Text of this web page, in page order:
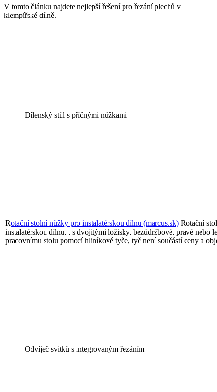
V tomto článku najdete nejlepší řešení pro řezání plechů v
klempířské dílně.
Dílenský stůl s příčnými nůžkami
Rotační stolní nůžky pro instalatérskou dílnu (marcus.sk) Rotační
instalatérskou dílnu, , s dvojitými ložisky, bezúdržbové, pravé nebo
pracovnímu stolu pomocí hliníkové tyče, tyč není součástí ceny a
Odvíječ svitků s integrovaným řezáním